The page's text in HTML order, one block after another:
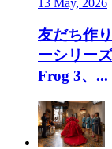
友だち作
ーシリー
Frog 3、...